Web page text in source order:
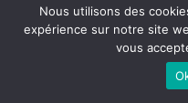
b.si la balle en jeu
court mais repasse au-
de la balle ou de
raquette au-dessus du
Nous utilisons des
expérience sur notre site
vous